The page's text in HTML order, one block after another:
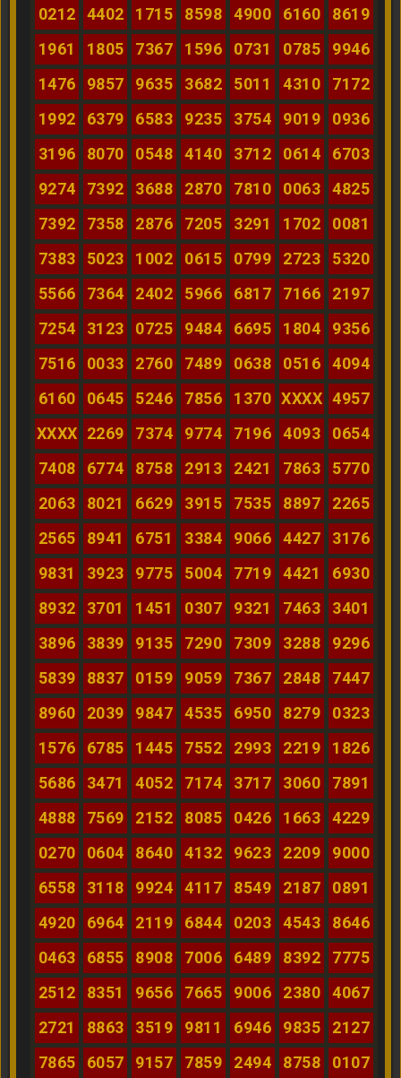
0212
4402 1715 8598 4900 6160
8619
1961
1805 7367 1596 0731 0785
9946
1476
9857 9635 3682 5011 4310
7172
1992
6379 6583 9235 3754 9019
0936
3196
8070 0548 4140 3712 0614
6703
9274
7392 3688 2870 7810 0063
4825
7392
7358 2876 7205 3291 1702
0081
7383
5023 1002 0615 0799 2723
5320
5566
7364 2402 5966 6817 7166
2197
7254
3123 0725 9484 6695 1804
9356
7516
0033 2760 7489 0638 0516
4094
6160
0645 5246 7856 1370 XXXX 4957
XXXX 2269 7374 9774 7196 4093
0654
7408
6774 8758 2913 2421 7863
5770
2063
8021 6629 3915 7535 8897
2265
2565
8941 6751 3384 9066 4427
3176
9831
3923 9775 5004 7719 4421
6930
8932
3701 1451 0307 9321 7463
3401
3896
3839 9135 7290 7309 3288
9296
5839
8837 0159 9059 7367 2848
7447
8960
2039 9847 4535 6950 8279
0323
1576
6785 1445 7552 2993 2219
1826
5686
3471 4052 7174 3717 3060
7891
4888
7569 2152 8085 0426 1663
4229
0270
0604 8640 4132 9623 2209
9000
6558
3118 9924 4117 8549 2187
0891
4920
6964 2119 6844 0203 4543
8646
0463
6855 8908 7006 6489 8392
7775
2512
8351 9656 7665 9006 2380
4067
2721
8863 3519 9811 6946 9835
2127
7865
6057 9157 7859 2494 8758 0107